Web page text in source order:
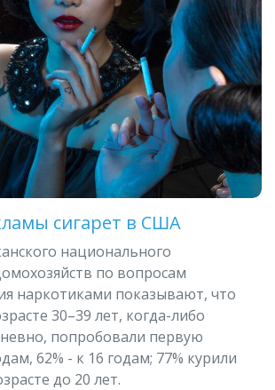
сигарет в США
национального
по вопросам
наркотиками показывают, что
30–39 лет, когда-либо
попробовали первую
62% - к 16 годам; 77% курили
до 20 лет.